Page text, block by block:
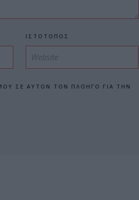
ΙΣΤΌΤΟΠΟΣ
ΣΕ ΑΥΤΌΝ ΤΟΝ ΠΛΟΗΓΌ ΓΙΑ ΤΗΝ